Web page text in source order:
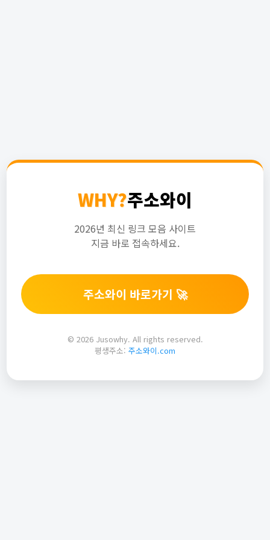
WHY?주소와이
2026년 최신 링크 모음 사이트
지금 바로 접속하세요.
주소와이 바로가기 🚀
© 2026 Jusowhy. All rights reserved.
평생주소: 주소와이.com